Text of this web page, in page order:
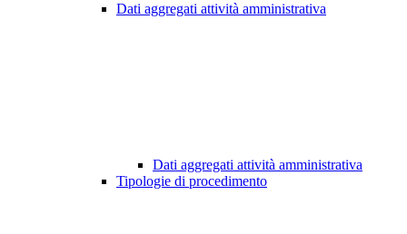
Dati aggregati attività amministrativa
Dati aggregati attività amministrativa
Tipologie di procedimento